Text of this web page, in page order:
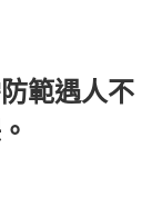
範遇人不